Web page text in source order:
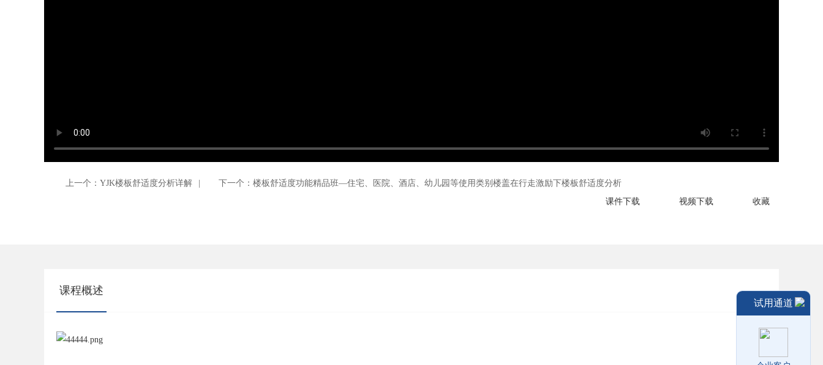
上一个：YJK楼板舒适度分析详解
下一个：楼板舒适度功能精品班—住宅、医院、酒店、幼儿园等使用类别楼盖在行走激励下楼板舒适度分析
课件下载
视频下载 收藏
课程概述
试用通道